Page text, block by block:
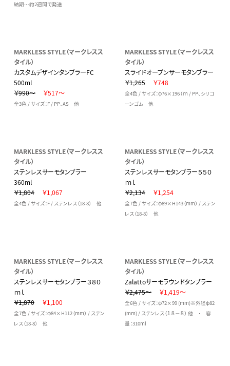
納期…約2週間で発送
MARKLESS STYLE（マークレスス
タイル）
カスタムデザインタンブラーFC
500ml
￥990～
￥517～
全3色 / サイズ：F / PP、AS 他
MARKLESS STYLE（マークレスス
タイル）
スライドオープンサーモタンブラー
￥1,265
￥748
全4色 / サイズ：φ76×196（ｍ / PP、シリコ
ーンゴム 他
MARKLESS STYLE（マークレスス
タイル）
ステンレスサーモタンブラー
360ml
￥1,804
￥1,067
全4色 / サイズ：F / ステンレス（18-8） 他
MARKLESS STYLE（マークレスス
タイル）
ステンレスサーモタンブラー５５０
ｍｌ
￥2,134
￥1,254
全7色 / サイズ：φ89×H143（mm） / ステン
レス（18-8） 他
MARKLESS STYLE（マークレスス
タイル）
ステンレスサーモタンブラー３８０
ｍｌ
￥1,870
￥1,100
全7色 / サイズ：φ84×H112（mm） / ステン
レス（18-8） 他
MARKLESS STYLE（マークレスス
タイル）
Zalattoサーモラウンドタンブラー
￥2,475～
￥1,419～
全6色 / サイズ：φ72×99 (mm)※外径φ82
(mm) / ステンレス（１８－８） 他 ・ 容
量：310ml